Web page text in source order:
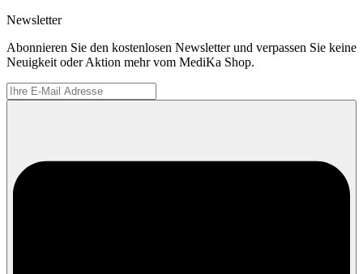
Newsletter
Abonnieren Sie den kostenlosen Newsletter und verpassen Sie keine
Neuigkeit oder Aktion mehr vom MediKa Shop.